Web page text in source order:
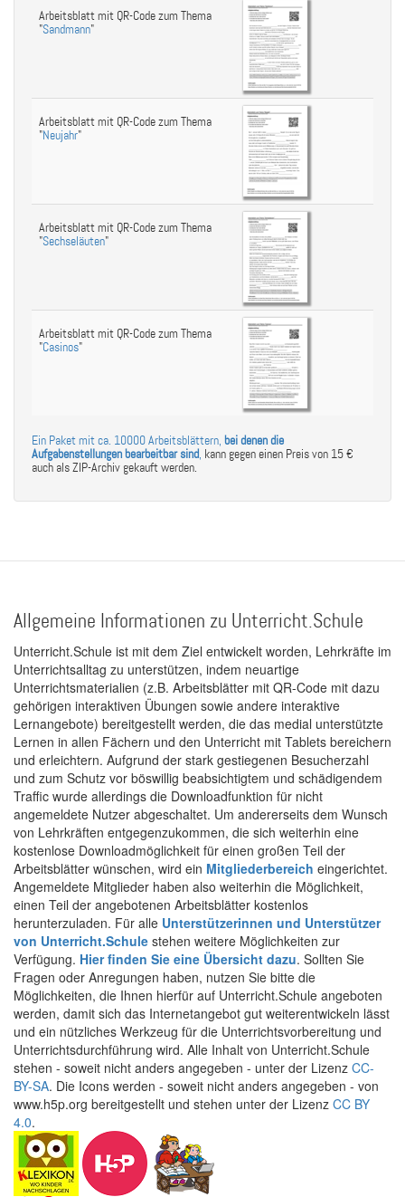
Arbeitsblatt mit QR-Code zum Thema
"Sandmann"
Arbeitsblatt mit QR-Code zum Thema
"Neujahr"
Arbeitsblatt mit QR-Code zum Thema
"Sechseläuten"
Arbeitsblatt mit QR-Code zum Thema
"Casinos"
Ein Paket mit ca. 10000 Arbeitsblättern, bei denen die
Aufgabenstellungen bearbeitbar sind, kann gegen einen Preis von 15 €
auch als ZIP-Archiv gekauft werden.
Allgemeine Informationen zu Unterricht.Schule
Unterricht.Schule ist mit dem Ziel entwickelt worden, Lehrkräfte im
Unterrichtsalltag zu unterstützen, indem neuartige
Unterrichtsmaterialien (z.B. Arbeitsblätter mit QR-Code mit dazu
gehörigen interaktiven Übungen sowie andere interaktive
Lernangebote) bereitgestellt werden, die das medial unterstützte
Lernen in allen Fächern und den Unterricht mit Tablets bereichern
und erleichtern. Aufgrund der stark gestiegenen Besucherzahl
und zum Schutz vor böswillig beabsichtigtem und schädigendem
Traffic wurde allerdings die Downloadfunktion für nicht
angemeldete Nutzer abgeschaltet. Um andererseits dem Wunsch
von Lehrkräften entgegenzukommen, die sich weiterhin eine
kostenlose Downloadmöglichkeit für einen großen Teil der
Arbeitsblätter wünschen, wird ein Mitgliederbereich eingerichtet.
Angemeldete Mitglieder haben also weiterhin die Möglichkeit,
einen Teil der angebotenen Arbeitsblätter kostenlos
herunterzuladen. Für alle Unterstützerinnen und Unterstützer
von Unterricht.Schule stehen weitere Möglichkeiten zur
Verfügung. Hier finden Sie eine Übersicht dazu. Sollten Sie
Fragen oder Anregungen haben, nutzen Sie bitte die
Möglichkeiten, die Ihnen hierfür auf Unterricht.Schule angeboten
werden, damit sich das Internetangebot gut weiterentwickeln lässt
und ein nützliches Werkzeug für die Unterrichtsvorbereitung und
Unterrichtsdurchführung wird. Alle Inhalt von Unterricht.Schule
stehen - soweit nicht anders angegeben - unter der Lizenz CC-
BY-SA. Die Icons werden - soweit nicht anders angegeben - von
www.h5p.org bereitgestellt und stehen unter der Lizenz CC BY
4.0.